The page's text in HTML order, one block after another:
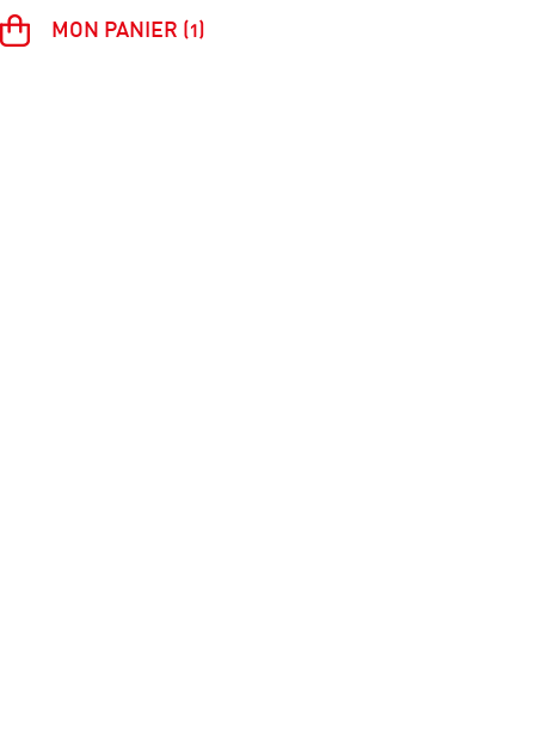
MON PANIER (1)